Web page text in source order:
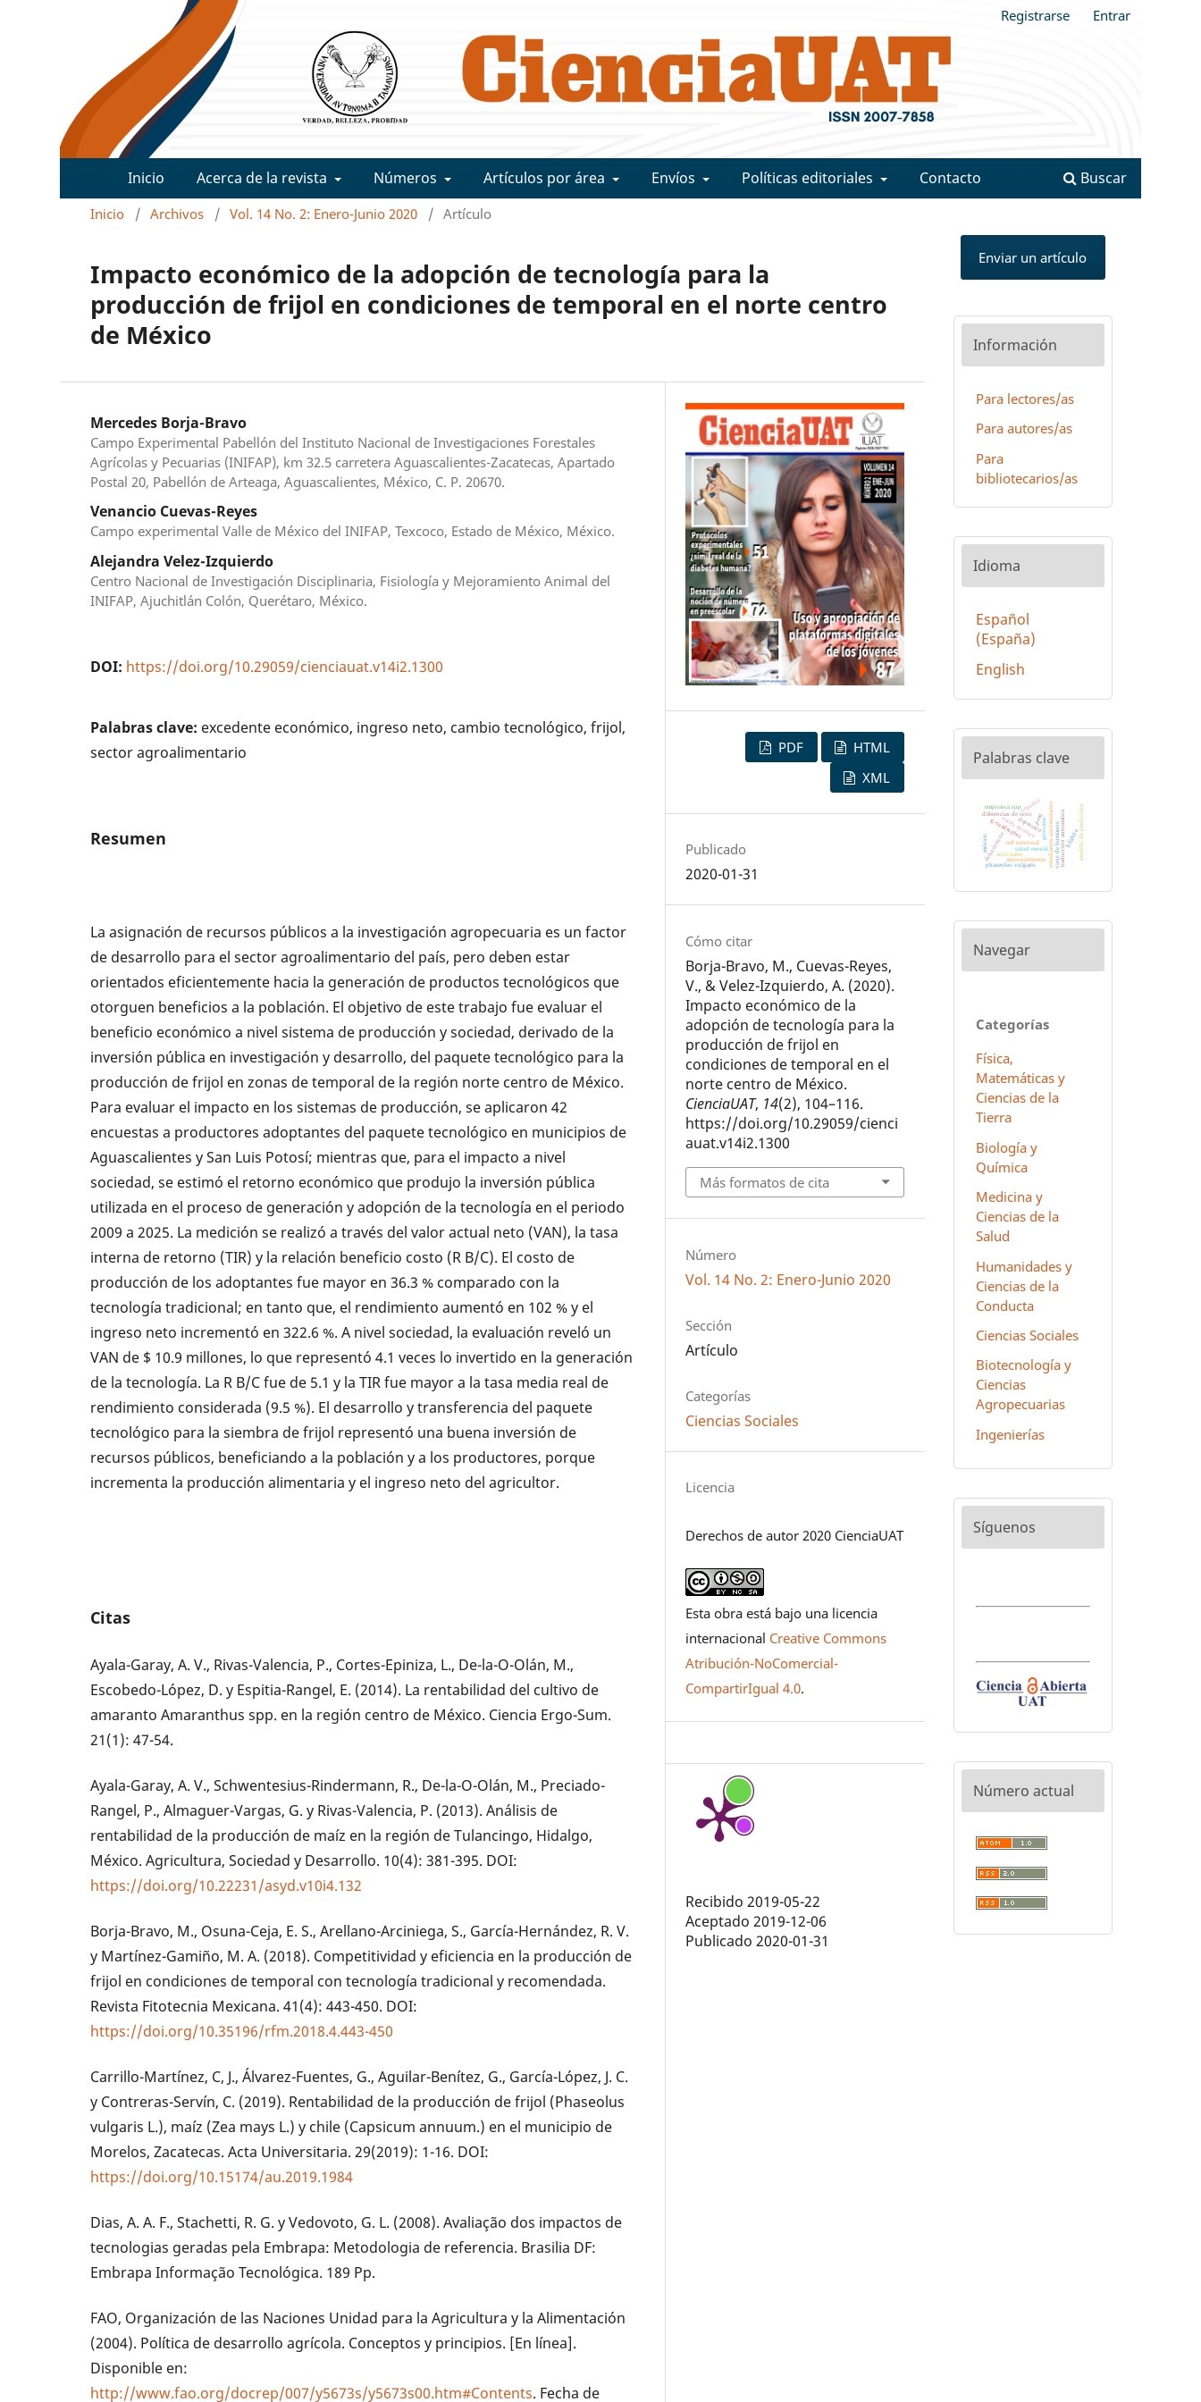
Inicio Acerca de la revista Números Artículos por área Envíos Políticas editoriales Contacto Buscar
Registrarse Entrar
Inicio / Archivos / Vol. 14 No. 2: Enero-Junio 2020 / Artículo
Impacto económico de la adopción de tecnología para la
producción de frijol en condiciones de temporal en el norte centro
de México
Mercedes Borja-Bravo
Campo Experimental Pabellón del Instituto Nacional de Investigaciones Forestales
Agrícolas y Pecuarias (INIFAP), km 32.5 carretera Aguascalientes-Zacatecas, Apartado
Postal 20, Pabellón de Arteaga, Aguascalientes, México, C. P. 20670.
Venancio Cuevas-Reyes
Campo experimental Valle de México del INIFAP, Texcoco, Estado de México, México.
Alejandra Velez-Izquierdo
Centro Nacional de Investigación Disciplinaria, Fisiología y Mejoramiento Animal del
INIFAP, Ajuchitlán Colón, Querétaro, México.
DOI: https://doi.org/10.29059/cienciauat.v14i2.1300
Palabras clave: excedente económico, ingreso neto, cambio tecnológico, frijol,
sector agroalimentario
Resumen
La asignación de recursos públicos a la investigación agropecuaria es un factor
de desarrollo para el sector agroalimentario del país, pero deben estar
orientados eficientemente hacia la generación de productos tecnológicos que
otorguen beneficios a la población. El objetivo de este trabajo fue evaluar el
beneficio económico a nivel sistema de producción y sociedad, derivado de la
inversión pública en investigación y desarrollo, del paquete tecnológico para la
producción de frijol en zonas de temporal de la región norte centro de México.
Para evaluar el impacto en los sistemas de producción, se aplicaron 42
encuestas a productores adoptantes del paquete tecnológico en municipios de
Aguascalientes y San Luis Potosí; mientras que, para el impacto a nivel
sociedad, se estimó el retorno económico que produjo la inversión pública
utilizada en el proceso de generación y adopción de la tecnología en el periodo
2009 a 2025. La medición se realizó a través del valor actual neto (VAN), la tasa
interna de retorno (TIR) y la relación beneficio costo (R B/C). El costo de
producción de los adoptantes fue mayor en 36.3 % comparado con la
tecnología tradicional; en tanto que, el rendimiento aumentó en 102 % y el
ingreso neto incrementó en 322.6 %. A nivel sociedad, la evaluación reveló un
VAN de $ 10.9 millones, lo que representó 4.1 veces lo invertido en la generación
de la tecnología. La R B/C fue de 5.1 y la TIR fue mayor a la tasa media real de
rendimiento considerada (9.5 %). El desarrollo y transferencia del paquete
tecnológico para la siembra de frijol representó una buena inversión de
recursos públicos, beneficiando a la población y a los productores, porque
incrementa la producción alimentaria y el ingreso neto del agricultor.
Citas
Ayala-Garay, A. V., Rivas-Valencia, P., Cortes-Epiniza, L., De-la-O-Olán, M.,
Escobedo-López, D. y Espitia-Rangel, E. (2014). La rentabilidad del cultivo de
amaranto Amaranthus spp. en la región centro de México. Ciencia Ergo-Sum.
21(1): 47-54.
Ayala-Garay, A. V., Schwentesius-Rindermann, R., De-la-O-Olán, M., Preciado-
Rangel, P., Almaguer-Vargas, G. y Rivas-Valencia, P. (2013). Análisis de
rentabilidad de la producción de maíz en la región de Tulancingo, Hidalgo,
México. Agricultura, Sociedad y Desarrollo. 10(4): 381-395. DOI:
https://doi.org/10.22231/asyd.v10i4.132
Borja-Bravo, M., Osuna-Ceja, E. S., Arellano-Arciniega, S., García-Hernández, R. V.
y Martínez-Gamiño, M. A. (2018). Competitividad y eficiencia en la producción de
frijol en condiciones de temporal con tecnología tradicional y recomendada.
Revista Fitotecnia Mexicana. 41(4): 443-450. DOI:
https://doi.org/10.35196/rfm.2018.4.443-450
Carrillo-Martínez, C, J., Álvarez-Fuentes, G., Aguilar-Benítez, G., García-López, J. C.
y Contreras-Servín, C. (2019). Rentabilidad de la producción de frijol (Phaseolus
vulgaris L.), maíz (Zea mays L.) y chile (Capsicum annuum.) en el municipio de
Morelos, Zacatecas. Acta Universitaria. 29(2019): 1-16. DOI:
https://doi.org/10.15174/au.2019.1984
Dias, A. A. F., Stachetti, R. G. y Vedovoto, G. L. (2008). Avaliação dos impactos de
tecnologias geradas pela Embrapa: Metodologia de referencia. Brasilia DF:
Embrapa Informação Tecnológica. 189 Pp.
FAO, Organización de las Naciones Unidad para la Agricultura y la Alimentación
(2004). Política de desarrollo agrícola. Conceptos y principios. [En línea].
Disponible en:
http://www.fao.org/docrep/007/y5673s/y5673s00.htm#Contents. Fecha de
PDF
HTML
XML
Publicado
2020-01-31
Cómo citar
Borja-Bravo, M., Cuevas-Reyes,
V., & Velez-Izquierdo, A. (2020).
Impacto económico de la
adopción de tecnología para la
producción de frijol en
condiciones de temporal en el
norte centro de México.
CienciaUAT, 14(2), 104–116.
https://doi.org/10.29059/cienci
auat.v14i2.1300
Más formatos de cita
Número
Vol. 14 No. 2: Enero-Junio 2020
Sección
Artículo
Categorías
Ciencias Sociales
Licencia
Derechos de autor 2020 CienciaUAT
Esta obra está bajo una licencia
internacional Creative Commons
Atribución-NoComercial-
CompartirIgual 4.0.
Recibido 2019-05-22
Aceptado 2019-12-06
Publicado 2020-01-31
Enviar un artículo
Información
Para lectores/as
Para autores/as
Para
bibliotecarios/as
Idioma
Español
(España)
English
Palabras clave
depresión estudiantes universitarios
diferencias de sexo
salud mental
g-cuádruples virus de humanos
genomas
antivirales
delincuencia
perú traducción automáticahñähñu
español
red neuronal modelo de predicción
méxico
estrés abiótico
micronutrientes
phaseolus vulgaris
empoasca spp
Navegar
Categorías
Física,
Matemáticas y
Ciencias de la
Tierra
Biología y
Química
Medicina y
Ciencias de la
Salud
Humanidades y
Ciencias de la
Conducta
Ciencias Sociales
Biotecnología y
Ciencias
Agropecuarias
Ingenierías
Síguenos
Número actual